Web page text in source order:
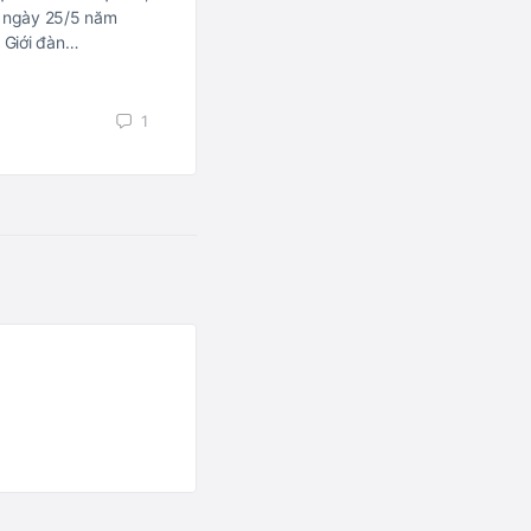
25/5 năm
Giới đàn…
1